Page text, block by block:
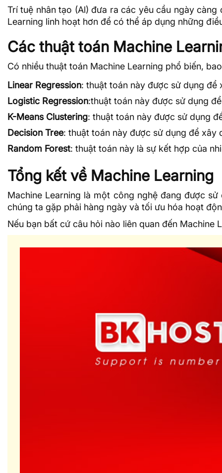
Trí tuệ nhân tạo (Al) đưa ra các yêu cầu ngày
Learning linh hoạt hơn để có thể áp dụng những
Các thuật toán Machine
Có nhiều thuật toán Machine Learning phổ biến,
Linear Regression: thuật toán này được sử dụng
Logistic Regression:thuật toán này được sử dụng
K-Means Clustering: thuật toán này được sử dụng
Decision Tree: thuật toán này được sử dụng để
Random Forest: thuật toán này là sự kết hợp của
Tổng kết về Machine Learning
Machine Learning là một công nghệ đang được
chúng ta gặp phải hàng ngày và tối ưu hóa hoạt
Nếu bạn bất cứ câu hỏi nào liên quan đến